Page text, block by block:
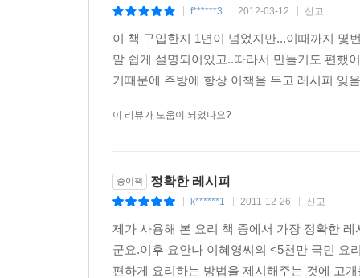
f******3 2012-03-12 신고
이 책 구입한지 1년이 넘었지만...이때까지 몇
말 쉽게 설명되어있고..따라서 만들기도 편했
기때문에 주방에 항상 이책을 두고 레시피 잊
이 리뷰가 도움이 되었나요?
종이책 정확한 레시피
k******1 2011-12-26 신고
제가 사용해 본 요리 책 중에서 가장 정확한
군요.이후 요안나 이혜영씨의 <5천만 국민 요
편하게 요리하는 방법을 제시해주는 것에 고